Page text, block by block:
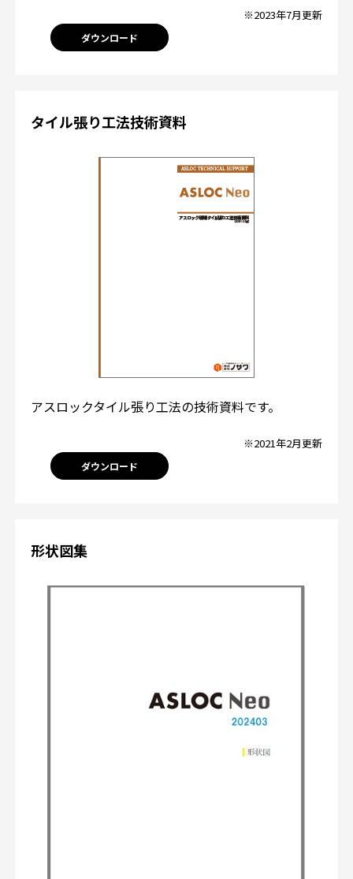
※2023年7月更新
ダウンロード
タイル張り工法技術資料
アスロックタイル張り工法の技術資料です。
※2021年2月更新
ダウンロード
形状図集